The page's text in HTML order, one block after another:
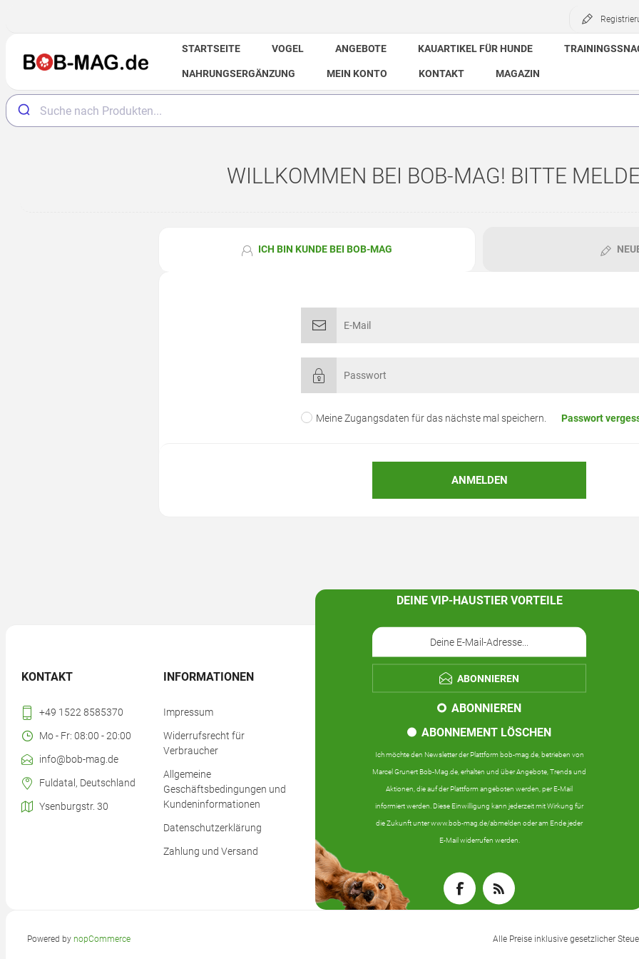
STARTSEITE VOGEL ANGEBOTE KAUARTIKEL FÜR HUNDE
NAHRUNGSERGÄNZUNG MEIN KONTO KONTAKT MAGAZIN
WILLKOMMEN BEI BOB-MAG! BITTE
ICH BIN KUNDE BEI BOB-MAG
Meine Zugangsdaten für das nächste mal speichern. Passwort
ANMELDEN
DEINE VIP-HAUSTIER VORTEILE
ABONNIEREN
ABONNIEREN
ABONNEMENT LÖSCHEN
Ich möchte den Newsletter der Plattform bob-mag.de, betrieben von
Marcel Grunert Bob-Mag.de, erhalten und über Angebote, Trends und
Aktionen, die auf der Plattform angeboten werden, per E-Mail
informiert werden. Diese Einwilligung kann jederzeit mit Wirkung für
die Zukunft unter www.bob-mag.de/abmelden oder am Ende jeder
E-Mail widerrufen werden.
KONTAKT
+49 1522 8585370
Mo - Fr: 08:00 - 20:00
info@bob-mag.de
Fuldatal, Deutschland
Ysenburgstr. 30
INFORMATIONEN
Impressum
Widerrufsrecht für
Verbraucher
Allgemeine
Geschäftsbedingungen und
Kundeninformationen
Datenschutzerklärung
Zahlung und Versand
Powered by nopCommerce Alle Preise inklusive gesetzlicher